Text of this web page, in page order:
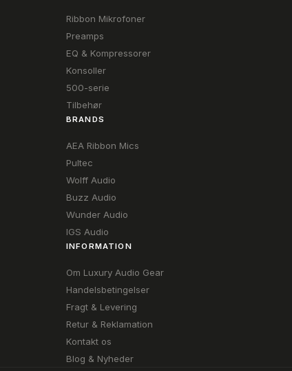
Ribbon Mikrofoner
Preamps
EQ & Kompressorer
Konsoller
500-serie
Tilbehør
BRANDS
AEA Ribbon Mics
Pultec
Wolff Audio
Buzz Audio
Wunder Audio
IGS Audio
INFORMATION
Om Luxury Audio Gear
Handelsbetingelser
Fragt & Levering
Retur & Reklamation
Kontakt os
Blog & Nyheder